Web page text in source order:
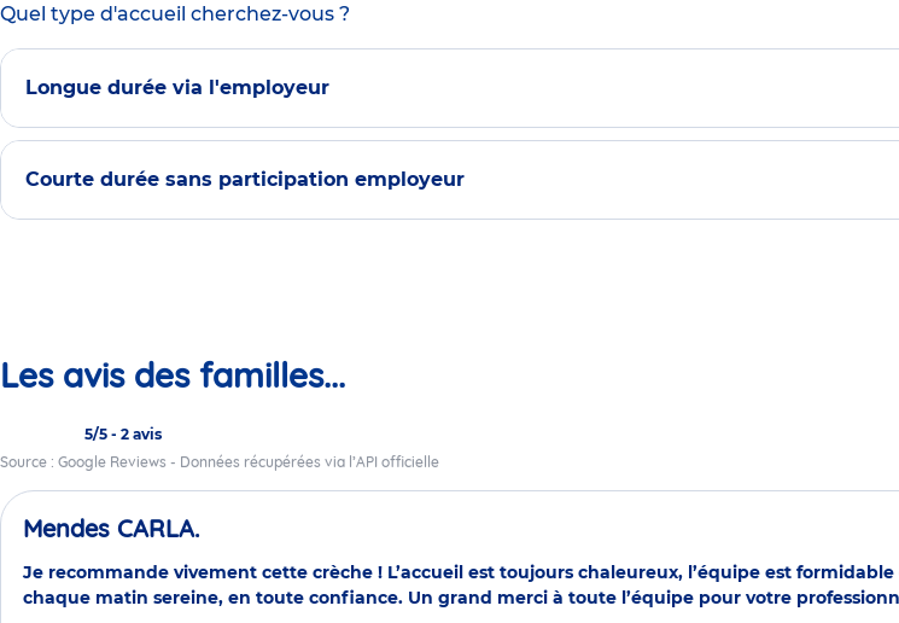
Quel type d'accueil cherchez-vous ?
Longue durée via l'employeur
Courte durée sans participation employeur
Les avis des familles...
5/5 - 2 avis
Source : Google Reviews - Données récupérées via l’API officielle
Mendes CARLA.
Je recommande vivement cette crèche ! L’accueil est toujours chaleureux, l’équipe est
chaque matin sereine, en toute confiance. Un grand merci à toute l’équipe pour votre